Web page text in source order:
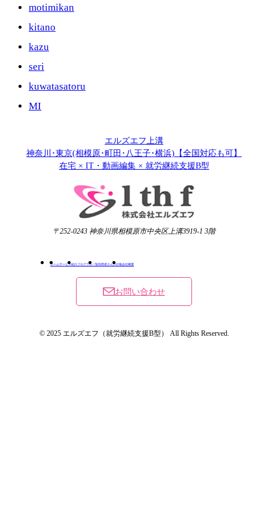
motimikan
kitano
kazu
seri
kuwatasatoru
MI
エルズエフ上溝
神奈川･東京(相模原･町田･八王子･横浜)【全国対応も可】
在宅 × IT・動画編集 × 就労継続支援B型
〒252-0243 神奈川県相模原市中央区上溝3919-1 3階
ホームサービス紹介プログラム一覧利用者さんの日報会社概要
お問い合わせ
© 2025 エルズエフ（就労継続支援B型） All Rights Reserved.